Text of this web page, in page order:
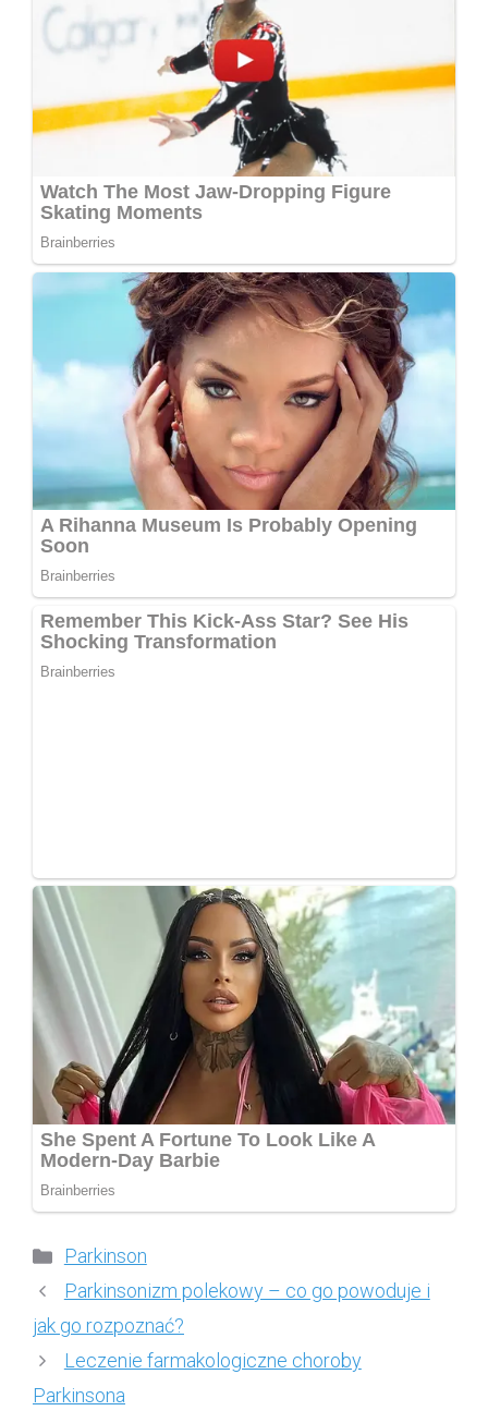
Kategorie
Parkinson
Parkinsonizm polekowy – co go powoduje i
jak go rozpoznać?
Leczenie farmakologiczne choroby
Parkinsona